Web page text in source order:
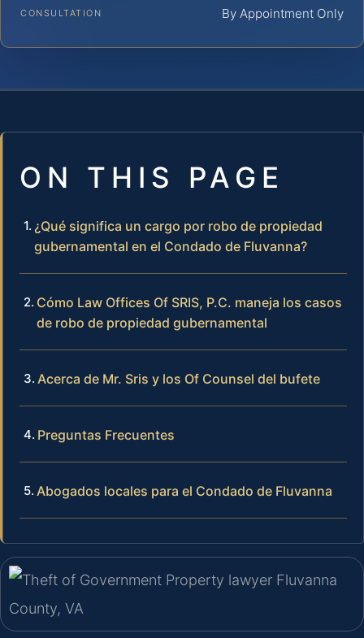
CONSULTATION By Appointment Only
ON THIS PAGE
¿Qué significa un cargo por robo de propiedad
gubernamental en el Condado de Fluvanna?
Cómo Law Offices Of SRIS, P.C. maneja los casos
de robo de propiedad gubernamental
Acerca de Mr. Sris y los Of Counsel del bufete
Preguntas Frecuentes
Abogados locales para el Condado de Fluvanna